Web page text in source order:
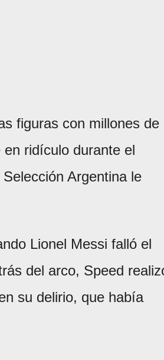
figuras con millones de
ridículo durante el
Argentina le
Lionel Messi falló el
del arco, Speed
su delirio, que había